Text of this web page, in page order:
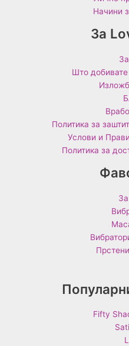
Начини
За
Што
Политика за
Услови и
Политика за
Fifty